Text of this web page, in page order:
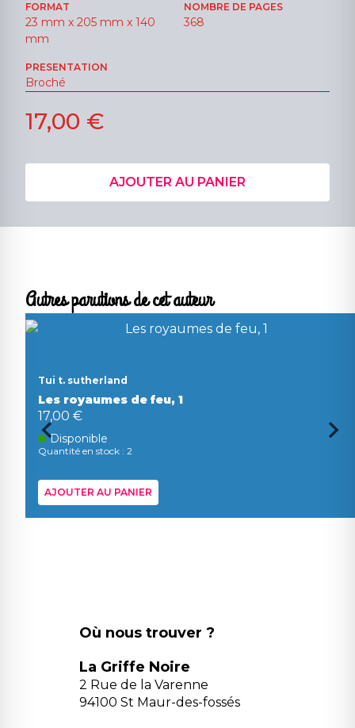
FORMAT
23 mm x 205 mm x 140
mm
NOMBRE DE PAGES
368
PRESENTATION
Broché
17,00 €
AJOUTER AU PANIER
Autres parutions de cet auteur
Tui t. sutherland
Les royaumes de feu, 1
17,00 €
Disponible
Quantité en stock : 2
AJOUTER AU PANIER
Où nous trouver ?
La Griffe Noire
2 Rue de la Varenne
94100 St Maur-des-fossés